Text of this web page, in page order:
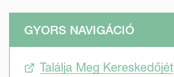
GYORS NAVIGÁCIÓ
Találja Meg Kereskedőjét